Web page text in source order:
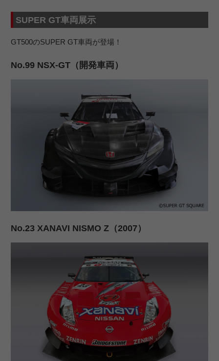
SUPER GT車両展示
GT500のSUPER GT車両が登場！
No.99 NSX-GT（開発車両）
No.23 XANAVI NISMO Z（2007）